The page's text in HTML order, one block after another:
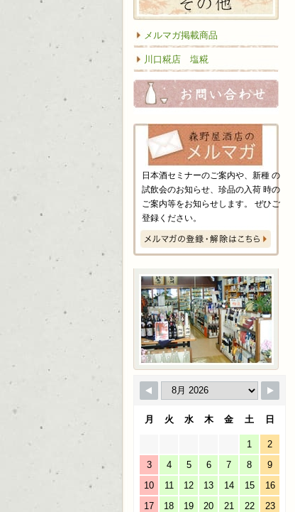
メルマガ掲載商品
川口糀店 塩糀
日本酒セミナーのご案内や、新種 の
試飲会のお知らせ、珍品の入荷 時の
ご案内等をお知らせします。 ぜひご
登録ください。
月 火 水 木 金 土 日
1
2
3
4 5 6 7 8
9
10
11 12 13 14 15
16
17
18 19 20 21 22
23